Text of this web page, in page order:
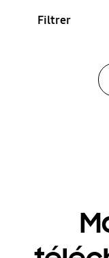
Filtrer